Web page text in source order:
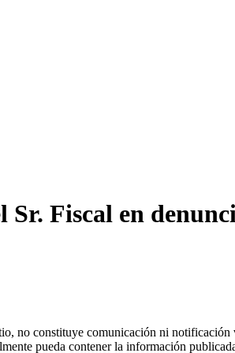
Sr. Fiscal en
no constituye comunicación ni
pueda contener la información